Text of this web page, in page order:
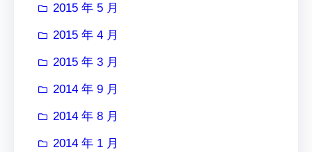
2015 年 5 月
2015 年 4 月
2015 年 3 月
2014 年 9 月
2014 年 8 月
2014 年 1 月